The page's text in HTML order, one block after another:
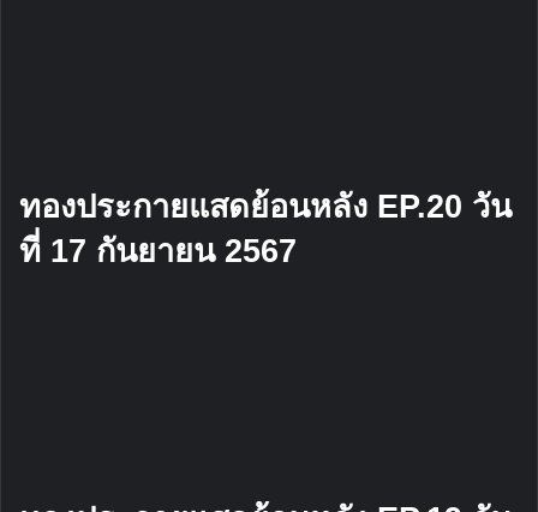
ทองประกายแสดย้อนหลัง EP.20 วัน
ที่ 17 กันยายน 2567